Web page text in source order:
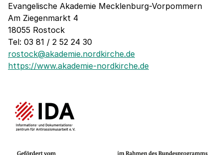
Evangelische Akademie Mecklenburg-Vorpommern
Am Ziegenmarkt 4
18055 Rostock
Tel: 03 81 / 2 52 24 30
rostock@akademie.nordkirche.de
https://www.akademie-nordkirche.de